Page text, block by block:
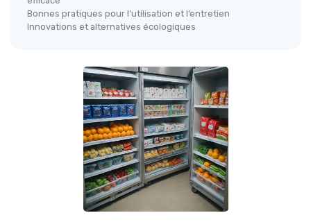
Bonnes pratiques pour l’utilisation et l’entretien
Innovations et alternatives écologiques